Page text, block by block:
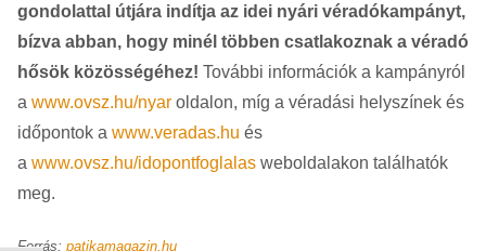
gondolattal útjára indítja az idei nyári véradókampányt,
bízva abban, hogy minél többen csatlakoznak a véradó
hősök közösségéhez! További információk a kampányról
a www.ovsz.hu/nyar oldalon, míg a véradási helyszínek és
időpontok a www.veradas.hu és
a www.ovsz.hu/idopontfoglalas weboldalakon találhatók
meg.
Forrás: patikamagazin.hu